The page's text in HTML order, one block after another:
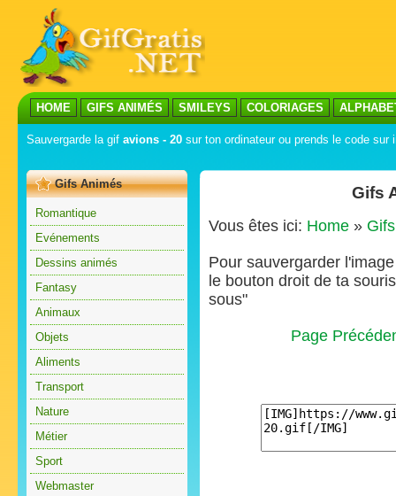
HOME GIFS ANIMÉS SMILEYS COLORIAGES
Sauvergarde la gif avions - 20 sur ton ordinateur ou prends le code sur
Gifs Animés
Romantique
Evénements
Dessins animés
Fantasy
Animaux
Objets
Aliments
Transport
Nature
Métier
Sport
Webmaster
Gifs
Vous êtes ici: Home »
Pour sauvergarder
le bouton droit de ta
sous"
Page